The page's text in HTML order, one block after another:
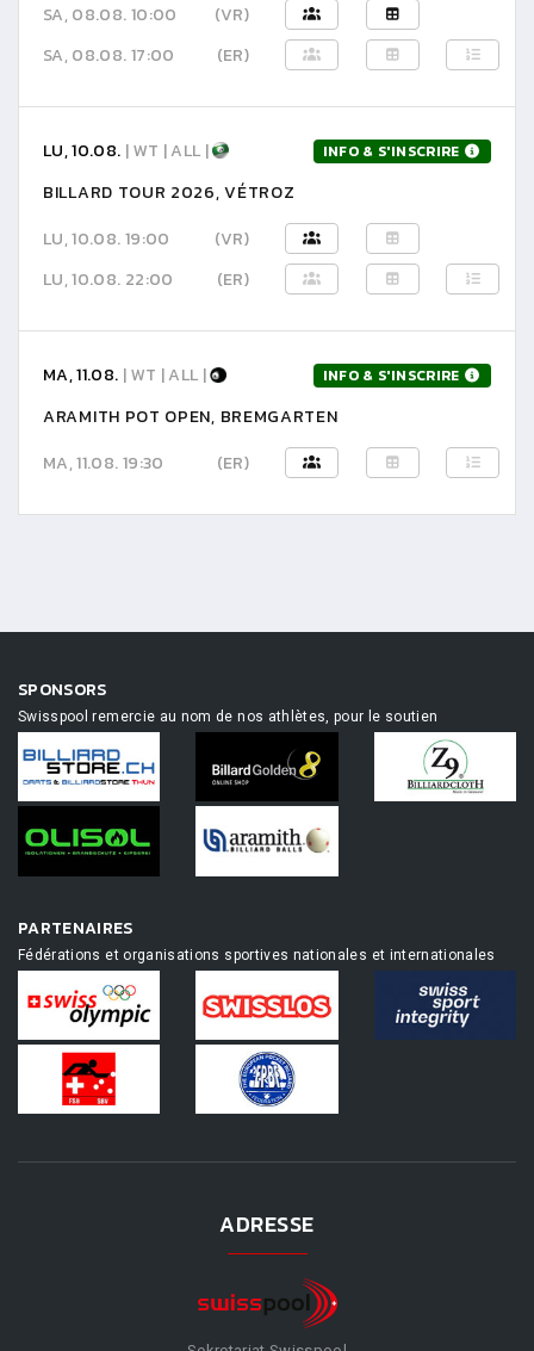
SA, 08.08. 10:00
(VR)
SA, 08.08. 17:00
(ER)
LU, 10.08. | WT | ALL | INFO & S'INSCRIRE
BILLARD TOUR 2026, VÉTROZ
LU, 10.08. 19:00
(VR)
LU, 10.08. 22:00
(ER)
MA, 11.08. | WT | ALL | INFO & S'INSCRIRE
ARAMITH POT OPEN, BREMGARTEN
MA, 11.08. 19:30
(ER)
SPONSORS
Swisspool remercie au nom de nos athlètes, pour le soutien
PARTENAIRES
Fédérations et organisations sportives nationales et internationales
ADRESSE